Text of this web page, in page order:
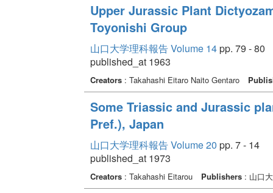
Upper Jurassic Plant
Toyonishi Group
山口大学理科報告 Volume 14pp. 79 - 80
published_at 1963
Creators: Takahashi Eitaro Naito Gentaro
Some Triassic and Jurassic
Pref.), Japan
山口大学理科報告 Volume 20 pp. 7 - 14
published_at 1973
Creators: Takahashi Eitarou Publishers: 山口